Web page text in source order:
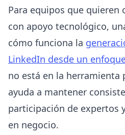
Para equipos que quieren
con apoyo tecnológico,
cómo funciona la
LinkedIn desde un
no está en la herramienta
ayuda a mantener
participación de expertos
en negocio.